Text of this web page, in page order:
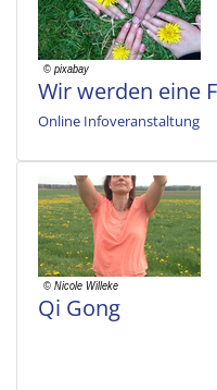
Wir werden eine
Online Infoveranstaltung
Qi Gong